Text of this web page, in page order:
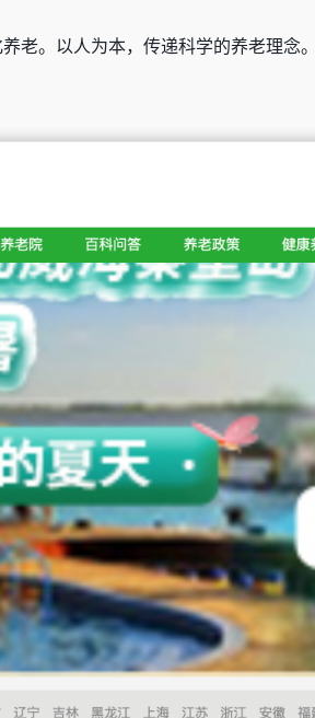
老。以人为本，传递科学的养老理